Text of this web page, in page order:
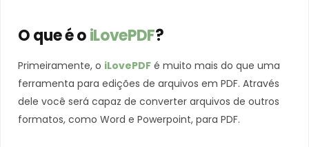
O que é oiLovePDF?
Primeiramente, o iLovePDF é muito mais do que uma
ferramenta para edições de arquivos em PDF. Através
dele você será capaz de converter arquivos de outros
formatos, como Word e Powerpoint, para PDF.